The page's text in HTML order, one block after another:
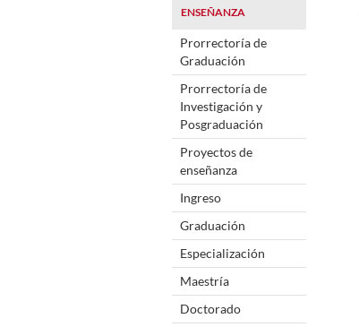
ENSEÑANZA
Prorrectoría de
Graduación
Prorrectoría de
Investigación y
Posgraduación
Proyectos de
enseñanza
Ingreso
Graduación
Especialización
Maestría
Doctorado